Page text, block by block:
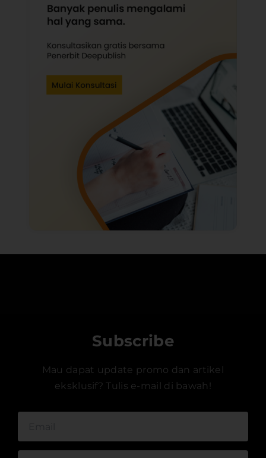
Subscribe
Mau dapat update promo dan artikel
eksklusif? Tulis e-mail di bawah!